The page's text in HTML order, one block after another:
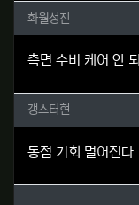
화월성진님
화월성진
측면 수비 케어 안
갱스터현님
갱스터현
동점 기회 멀어진다